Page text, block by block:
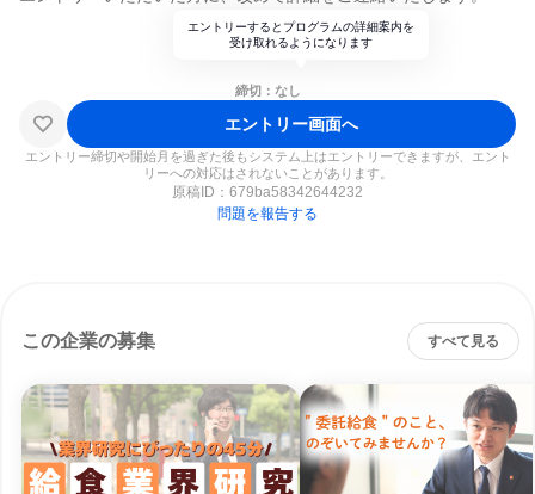
エントリーするとプログラムの詳細案内を
受け取れるようになります
締切：なし
エントリー画面へ
エントリー締切や開始月を過ぎた後もシステム上はエントリーできますが、エント
リーへの対応はされないことがあります。
原稿ID： 679ba58342644232
問題を報告する
この企業の募集 すべて見る